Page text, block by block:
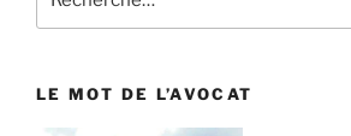
LE MOT DE L’AVOCAT